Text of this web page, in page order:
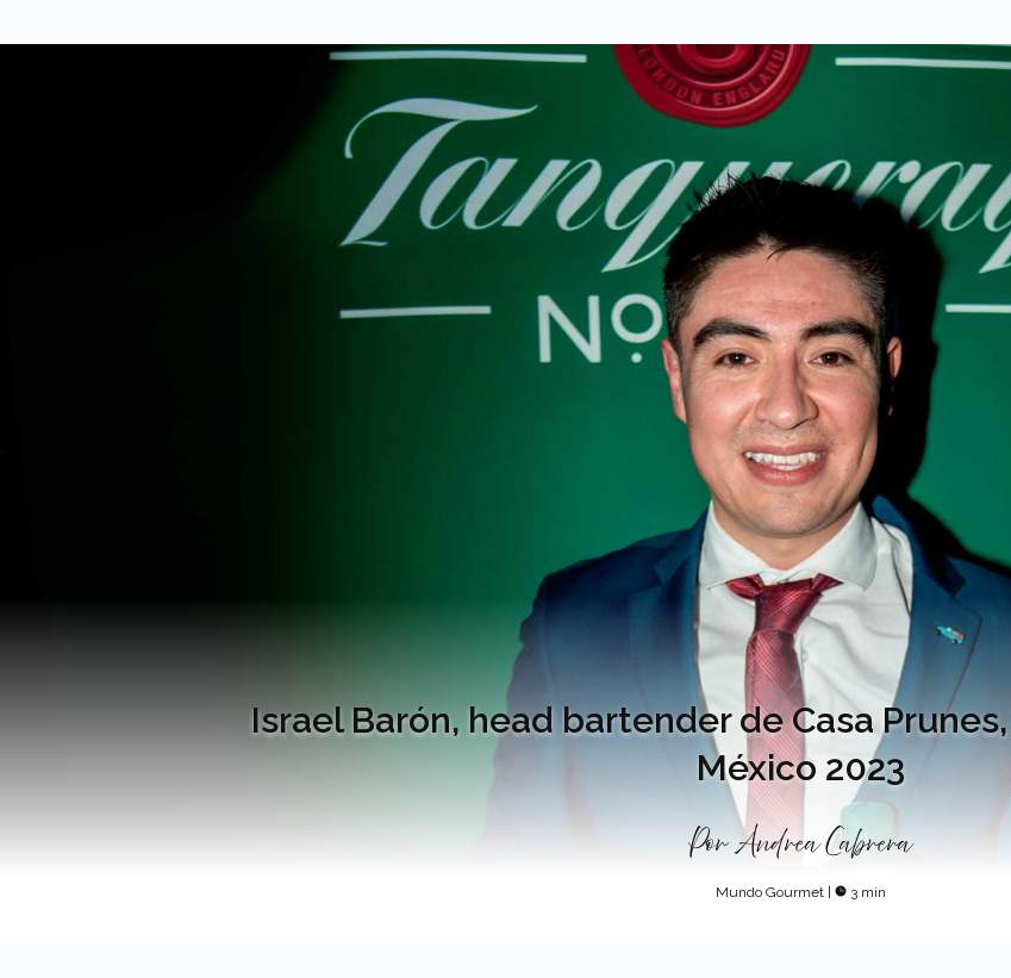
Israel Barón, head bartender de Casa
México 2023
Por Andrea Cabrera
Mundo Gourmet 3 min